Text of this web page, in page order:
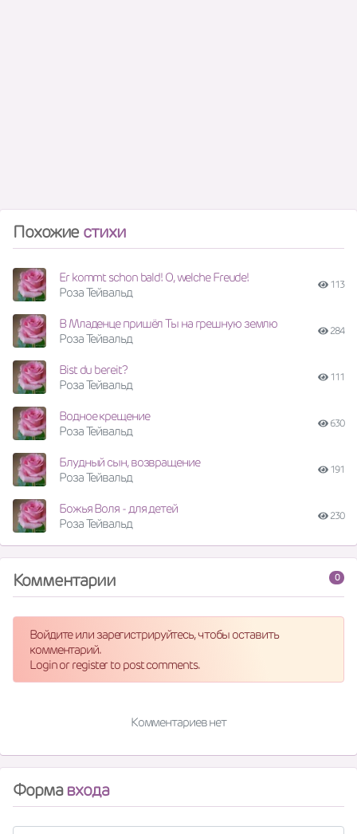
Похожие стихи
Er kommt schon bald! O, welche Freude!
Роза Тейвальд
113
В Младенце пришёл Ты на грешную землю
Роза Тейвальд
284
Bist du bereit?
Роза Тейвальд
111
Водное крещение
Роза Тейвальд
630
Блудный сын, возвращение
Роза Тейвальд
191
Божья Воля - для детей
Роза Тейвальд
230
0
Комментарии
Войдите или зарегистрируйтесь, чтобы оставить
комментарий.
Login or register to post comments.
Комментариев нет
Формавхода